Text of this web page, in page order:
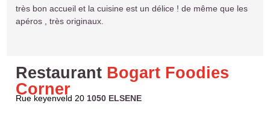
très bon accueil et la cuisine est un délice ! de même que les
apéros , très originaux.
Restaurant Bogart Foodies
Corner
Rue keyenveld 20 1050 ELSENE